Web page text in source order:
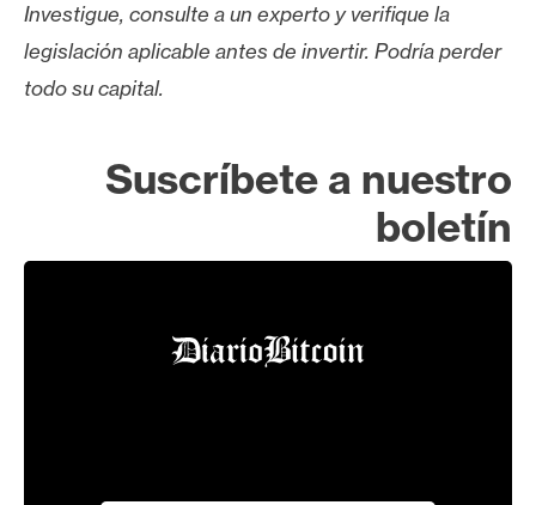
Investigue, consulte a un experto y verifique la
legislación aplicable antes de invertir. Podría perder
todo su capital.
Suscríbete a nuestro
boletín